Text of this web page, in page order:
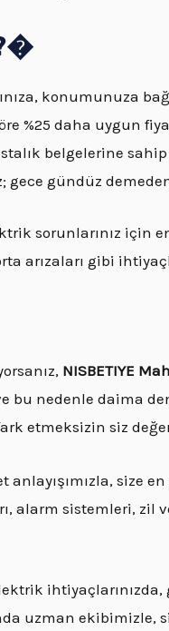
konumunuza
%25 daha uygun
belgelerine
gece gündüz
sorunlarınız için
arızaları gibi
NISBETIYE
bu nedenle daima
etmeksizin siz
size
alarm sistemleri,
uzman